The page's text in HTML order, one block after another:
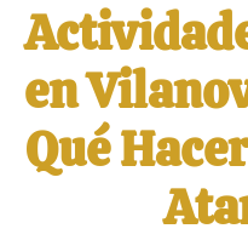
en
Qué